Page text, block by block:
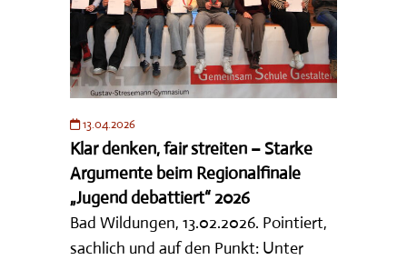
13.04.2026
Klar denken, fair streiten – Starke
Argumente beim Regionalfinale
„Jugend debattiert“ 2026
Bad Wildungen, 13.02.2026. Pointiert,
sachlich und auf den Punkt: Unter